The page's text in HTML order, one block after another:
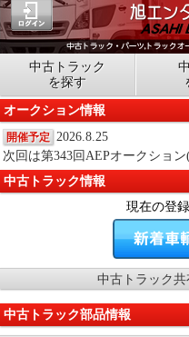
中古トラック
を探す
オークション情報
開催予定
2026.8.25
次回は第343回AEPオークション
中古トラック情報
現在の登
中古トラック
中古トラック部品情報